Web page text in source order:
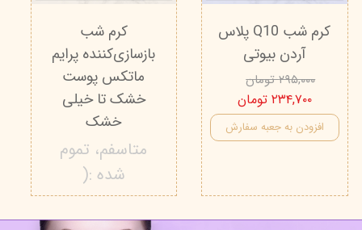
کرم شب Q10 پلاس
آردن بیوتی
۲۹۵,۰۰۰ تومان
۲۳۴,۷۰۰ تومان
افزودن به جعبه سفارش
کرم شب
بازسازی‌کننده پرایم
ماتکس پوست
خشک تا خیلی
خشک
متاسفم، تموم
شده :(